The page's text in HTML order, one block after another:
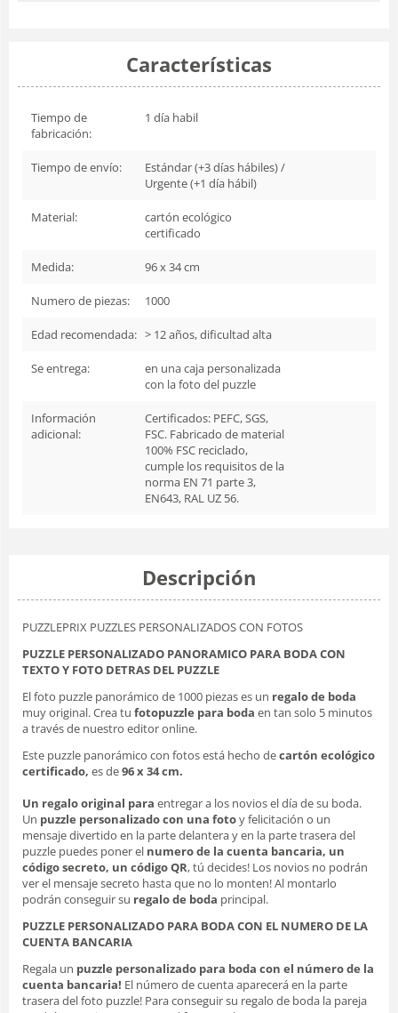
Características
Tiempo de
fabricación:
1 día habil
Tiempo de envío:
Estándar (+3 días hábiles) /
Urgente (+1 día hábil)
Material:
cartón ecológico
certificado
Medida: 96 x 34 cm
Numero de piezas: 1000
Edad recomendada: > 12 años, dificultad alta
Se entrega:
en una caja personalizada
con la foto del puzzle
Información
adicional:
Certificados: PEFC, SGS,
FSC. Fabricado de material
100% FSC reciclado,
cumple los requisitos de la
norma EN 71 parte 3,
EN643, RAL UZ 56.
Descripción
PUZZLEPRIX PUZZLES PERSONALIZADOS CON FOTOS
PUZZLE PERSONALIZADO PANORAMICO PARA BODA CON
TEXTO Y FOTO DETRAS DEL PUZZLE
El foto puzzle panorámico de 1000 piezas es un regalo de boda
muy original. Crea tu fotopuzzle para boda en tan solo 5 minutos
a través de nuestro editor online.
Este puzzle panorámico con fotos está hecho decartón ecológico
certificado, es de96 x 34 cm.
Un regalo original para entregar a los novios el día de su boda.
Un puzzle personalizado con una fotoy felicitación o un
mensaje divertido en la parte delantera y en la parte trasera del
puzzle puedes poner el numero de la cuenta bancaria, un
código secreto, un código QR, tú decides! Los novios no podrán
ver el mensaje secreto hasta que no lo monten! Al montarlo
podrán conseguir su regalo de boda principal.
PUZZLE PERSONALIZADO PARA BODA CON EL NUMERO DE LA
CUENTA BANCARIA
Regala un puzzle personalizado para boda con el número de la
cuenta bancaria! El número de cuenta aparecerá en la parte
trasera del foto puzzle! Para conseguir su regalo de boda la pareja